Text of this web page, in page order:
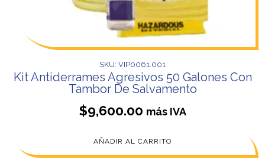
SKU: VIP0061.001
Kit Antiderrames Agresivos 50 Galones Con
Tambor De Salvamento
$9,600.00 más IVA
AÑADIR AL CARRITO